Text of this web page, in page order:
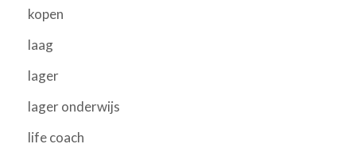
kopen
laag
lager
lager onderwijs
life coach